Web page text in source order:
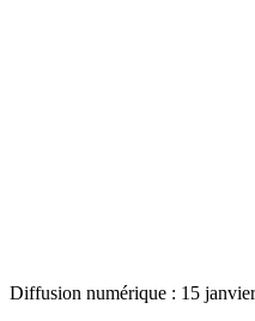
Diffusion numérique : 15